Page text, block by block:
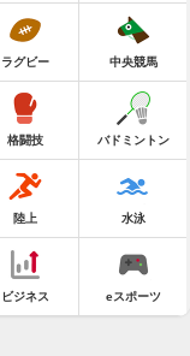
ラグビー 中央競馬
格闘技 バドミントン
陸上 水泳
ビジネス eスポーツ